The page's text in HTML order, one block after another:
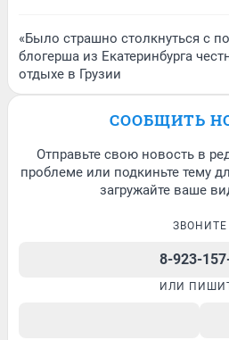
«Было страшно столкнуться с
блогерша из Екатеринбурга
отдыхе в Грузии
СООБЩИТЬ
Отправьте свою новость в
проблеме или подкиньте тему
загружайте ваше
ЗВОНИТЕ
8-923-
ИЛИ